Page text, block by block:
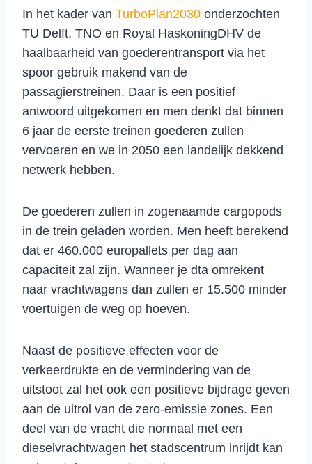
In het kader van TurboPlan2030 onderzochten
TU Delft, TNO en Royal HaskoningDHV de
haalbaarheid van goederentransport via het
spoor gebruik makend van de
passagierstreinen. Daar is een positief
antwoord uitgekomen en men denkt dat binnen
6 jaar de eerste treinen goederen zullen
vervoeren en we in 2050 een landelijk dekkend
netwerk hebben.
De goederen zullen in zogenaamde cargopods
in de trein geladen worden. Men heeft berekend
dat er 460.000 europallets per dag aan
capaciteit zal zijn. Wanneer je dta omrekent
naar vrachtwagens dan zullen er 15.500 minder
voertuigen de weg op hoeven.
Naast de positieve effecten voor de
verkeerdrukte en de vermindering van de
uitstoot zal het ook een positieve bijdrage geven
aan de uitrol van de zero-emissie zones. Een
deel van de vracht die normaal met een
dieselvrachtwagen het stadscentrum inrijdt kan